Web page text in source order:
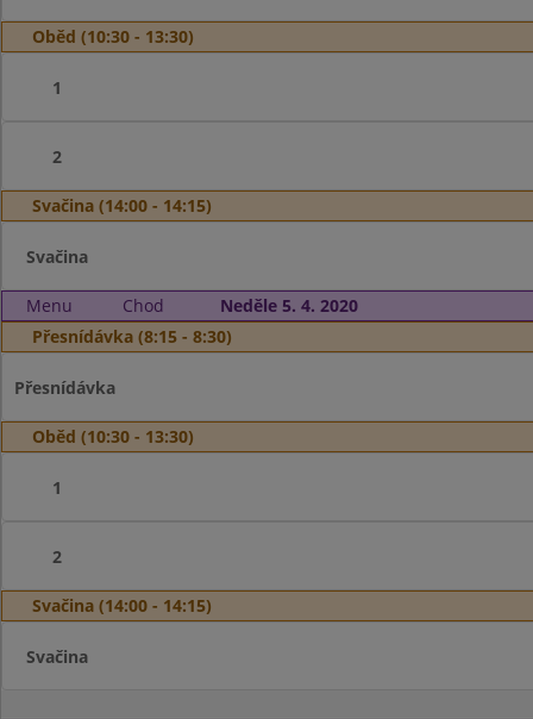
Oběd (10:30 - 13:30)
1
2
Svačina (14:00 - 14:15)
Svačina
Menu Chod
Neděle 5. 4. 2020
Přesnídávka (8:15 - 8:30)
Přesnídávka
Oběd (10:30 - 13:30)
1
2
Svačina (14:00 - 14:15)
Svačina